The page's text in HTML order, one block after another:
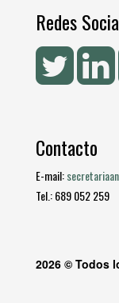
Redes
Contacto
E-mail:
Tel.: 689 052 259
2026 © Todos